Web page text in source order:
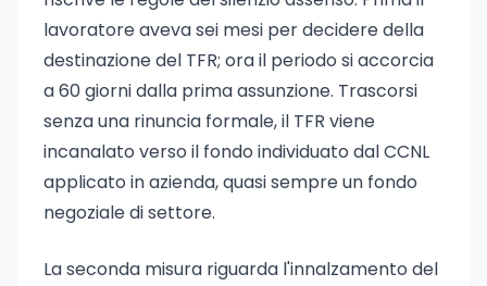
lavoratore aveva sei mesi per decidere della
destinazione del TFR; ora il periodo si accorcia
a 60 giorni dalla prima assunzione. Trascorsi
senza una rinuncia formale, il TFR viene
incanalato verso il fondo individuato dal CCNL
applicato in azienda, quasi sempre un fondo
negoziale di settore.
La seconda misura riguarda l'innalzamento del